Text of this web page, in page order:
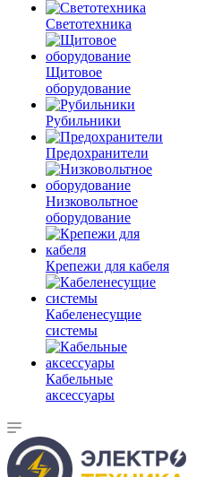
Светотехника
Щитовое
оборудование
Рубильники
Предохранители
Низковольтное
оборудование
Крепежи для кабеля
Кабеленесущие
системы
Кабельные
аксессуары